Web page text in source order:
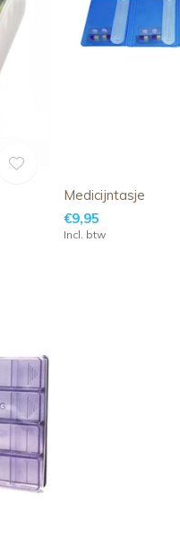
Medicijntasje
€9,95
Incl. btw